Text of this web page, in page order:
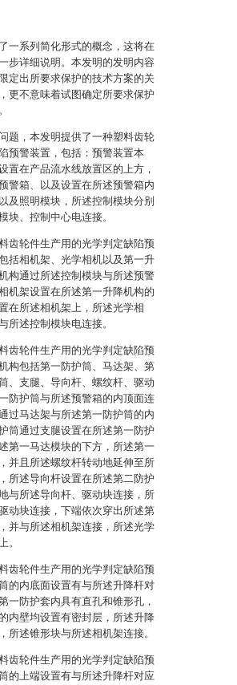
一系列简化形式的概念，这将在
步详细说明。本发明的发明内容
定出所要求保护的技术方案的关
更不意味着试图确定所要求保护
题，本发明提供了一种塑料齿轮
预警装置，包括：预警装置本
置在产品流水线放置区的上方，
警箱、以及设置在所述预警箱内
及照明模块，所述控制模块分别
块、控制中心电连接。
齿轮件生产用的光学判定缺陷预
括相机架、光学相机以及第一升
构通过所述控制模块与所述预警
机架设置在所述第一升降机构的
在所述相机架上，所述光学相
所述控制模块电连接。
齿轮件生产用的光学判定缺陷预
构包括第一防护筒、马达架、第
、支腿、导向杆、螺纹杆、驱动
防护筒与所述预警箱的内顶面连
过马达架与所述第一防护筒的内
筒通过支腿设置在所述第一防护
第一马达模块的下方，所述第一
并且所述螺纹杆转动地延伸至所
所述导向杆设置在所述第二防护
与所述导向杆、驱动块连接，所
动块连接，下端依次穿出所述第
并与所述相机架连接，所述光学
。
齿轮件生产用的光学判定缺陷预
的内底面设置有与所述升降杆对
一防护套内具有直孔和锥形孔，
内壁均设置有密封层，所述升降
所述锥形块与所述相机架连接。
齿轮件生产用的光学判定缺陷预
的上端设置有与所述升降杆对应